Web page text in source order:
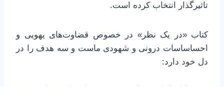
تاثیرگذار انتخاب کرده است.
کتاب «در یک نظر» در خصوص قضاوت‌های یهویی و
احساساسات درونی و شهودی ماست و سه هدف را در
دل خود دارد: